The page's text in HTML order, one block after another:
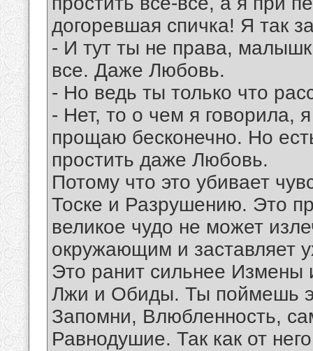
догоревшая спичка! Я так
- И тут ты не права,
все. Даже Любовь.
- Но ведь ты только что
- Нет, то о чем я говорила,
прощаю бесконечно. Но
простить даже Любовь.
Потому что это убивает
Тоске и Разрушению. Это
великое чудо не может
окружающим и заставляет
Это ранит сильнее Измены
Лжи и Обиды. Ты поймешь
Запомни, Влюбленность,
Равнодушие. Так как от